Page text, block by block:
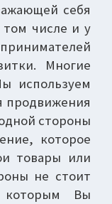
себя
том числе и у
Многие
используем
продвижения
стороны
которое
товары или
не стоит
которым Вы